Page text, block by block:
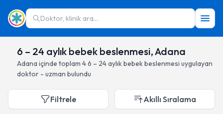
Doktor, klinik ara...
6 – 24 aylık bebek beslenmesi, Adana
Adana içinde toplam 46 – 24 aylık bebek beslenmesi uygulayan
doktor - uzman bulundu
Filtrele Akıllı Sıralama